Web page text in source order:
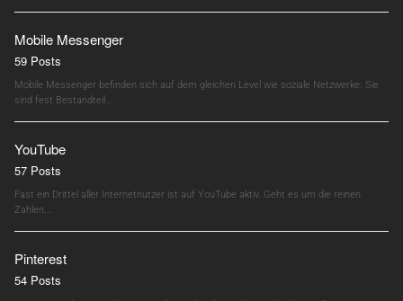
Mobile Messenger
59 Posts
Mobile Messenger befinden sich auf dem gleichen Level wie soziale Netzwerke. Sie
sind fest Bestandteil…
YouTube
57 Posts
Fast ein Drittel aller Internetnutzer ist auf YouTube aktiv. Geht es um die reinen
Zahlen,…
Pinterest
54 Posts